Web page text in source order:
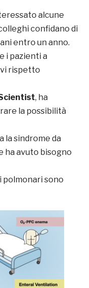
alcune
confidano di
entro un anno.
i pazienti a
rispetto
, ha
la possibilità
la sindrome da
ha avuto bisogno
polmonari sono